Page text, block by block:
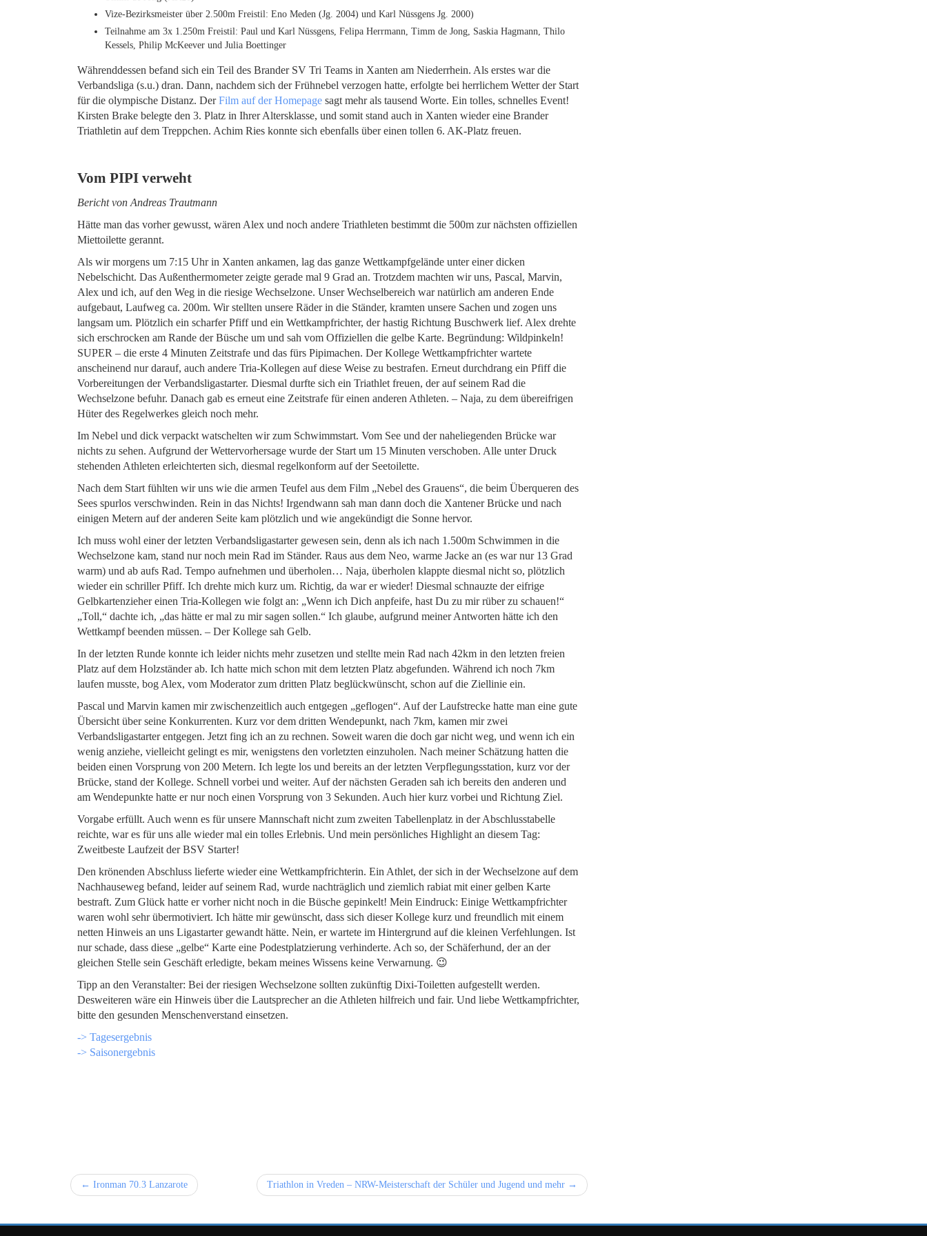
Vize-Bezirksmeister über 2.500m Freistil: Eno Meden (Jg. 2004) und Karl Nüssgens Jg. 2000)
Teilnahme am 3x 1.250m Freistil: Paul und Karl Nüssgens, Felipa Herrmann, Timm de Jong, Saskia Hagmann, Thilo
Kessels, Philip McKeever und Julia Boettinger
Währenddessen befand sich ein Teil des Brander SV Tri Teams in Xanten am Niederrhein. Als erstes war die
Verbandsliga (s.u.) dran. Dann, nachdem sich der Frühnebel verzogen hatte, erfolgte bei herrlichem Wetter der Start
für die olympische Distanz. DerFilm auf der Homepage sagt mehr als tausend Worte. Ein tolles, schnelles Event!
Kirsten Brake belegte den 3. Platz in Ihrer Altersklasse, und somit stand auch in Xanten wieder eine Brander
Triathletin auf dem Treppchen. Achim Ries konnte sich ebenfalls über einen tollen 6. AK-Platz freuen.
Vom PIPI verweht
Bericht von Andreas Trautmann
Hätte man das vorher gewusst, wären Alex und noch andere Triathleten bestimmt die 500m zur nächsten offiziellen
Miettoilette gerannt.
Als wir morgens um 7:15 Uhr in Xanten ankamen, lag das ganze Wettkampfgelände unter einer dicken
Nebelschicht. Das Außenthermometer zeigte gerade mal 9 Grad an. Trotzdem machten wir uns, Pascal, Marvin,
Alex und ich, auf den Weg in die riesige Wechselzone. Unser Wechselbereich war natürlich am anderen Ende
aufgebaut, Laufweg ca. 200m. Wir stellten unsere Räder in die Ständer, kramten unsere Sachen und zogen uns
langsam um. Plötzlich ein scharfer Pfiff und ein Wettkampfrichter, der hastig Richtung Buschwerk lief. Alex drehte
sich erschrocken am Rande der Büsche um und sah vom Offiziellen die gelbe Karte. Begründung: Wildpinkeln!
SUPER – die erste 4 Minuten Zeitstrafe und das fürs Pipimachen. Der Kollege Wettkampfrichter wartete
anscheinend nur darauf, auch andere Tria-Kollegen auf diese Weise zu bestrafen. Erneut durchdrang ein Pfiff die
Vorbereitungen der Verbandsligastarter. Diesmal durfte sich ein Triathlet freuen, der auf seinem Rad die
Wechselzone befuhr. Danach gab es erneut eine Zeitstrafe für einen anderen Athleten. – Naja, zu dem übereifrigen
Hüter des Regelwerkes gleich noch mehr.
Im Nebel und dick verpackt watschelten wir zum Schwimmstart. Vom See und der naheliegenden Brücke war
nichts zu sehen. Aufgrund der Wettervorhersage wurde der Start um 15 Minuten verschoben. Alle unter Druck
stehenden Athleten erleichterten sich, diesmal regelkonform auf der Seetoilette.
Nach dem Start fühlten wir uns wie die armen Teufel aus dem Film „Nebel des Grauens“, die beim Überqueren des
Sees spurlos verschwinden. Rein in das Nichts! Irgendwann sah man dann doch die Xantener Brücke und nach
einigen Metern auf der anderen Seite kam plötzlich und wie angekündigt die Sonne hervor.
Ich muss wohl einer der letzten Verbandsligastarter gewesen sein, denn als ich nach 1.500m Schwimmen in die
Wechselzone kam, stand nur noch mein Rad im Ständer. Raus aus dem Neo, warme Jacke an (es war nur 13 Grad
warm) und ab aufs Rad. Tempo aufnehmen und überholen… Naja, überholen klappte diesmal nicht so, plötzlich
wieder ein schriller Pfiff. Ich drehte mich kurz um. Richtig, da war er wieder! Diesmal schnauzte der eifrige
Gelbkartenzieher einen Tria-Kollegen wie folgt an: „Wenn ich Dich anpfeife, hast Du zu mir rüber zu schauen!“
„Toll,“ dachte ich, „das hätte er mal zu mir sagen sollen.“ Ich glaube, aufgrund meiner Antworten hätte ich den
Wettkampf beenden müssen. – Der Kollege sah Gelb.
In der letzten Runde konnte ich leider nichts mehr zusetzen und stellte mein Rad nach 42km in den letzten freien
Platz auf dem Holzständer ab. Ich hatte mich schon mit dem letzten Platz abgefunden. Während ich noch 7km
laufen musste, bog Alex, vom Moderator zum dritten Platz beglückwünscht, schon auf die Ziellinie ein.
Pascal und Marvin kamen mir zwischenzeitlich auch entgegen „geflogen“. Auf der Laufstrecke hatte man eine gute
Übersicht über seine Konkurrenten. Kurz vor dem dritten Wendepunkt, nach 7km, kamen mir zwei
Verbandsligastarter entgegen. Jetzt fing ich an zu rechnen. Soweit waren die doch gar nicht weg, und wenn ich ein
wenig anziehe, vielleicht gelingt es mir, wenigstens den vorletzten einzuholen. Nach meiner Schätzung hatten die
beiden einen Vorsprung von 200 Metern. Ich legte los und bereits an der letzten Verpflegungsstation, kurz vor der
Brücke, stand der Kollege. Schnell vorbei und weiter. Auf der nächsten Geraden sah ich bereits den anderen und
am Wendepunkte hatte er nur noch einen Vorsprung von 3 Sekunden. Auch hier kurz vorbei und Richtung Ziel.
Vorgabe erfüllt. Auch wenn es für unsere Mannschaft nicht zum zweiten Tabellenplatz in der Abschlusstabelle
reichte, war es für uns alle wieder mal ein tolles Erlebnis. Und mein persönliches Highlight an diesem Tag:
Zweitbeste Laufzeit der BSV Starter!
Den krönenden Abschluss lieferte wieder eine Wettkampfrichterin. Ein Athlet, der sich in der Wechselzone auf dem
Nachhauseweg befand, leider auf seinem Rad, wurde nachträglich und ziemlich rabiat mit einer gelben Karte
bestraft. Zum Glück hatte er vorher nicht noch in die Büsche gepinkelt! Mein Eindruck: Einige Wettkampfrichter
waren wohl sehr übermotiviert. Ich hätte mir gewünscht, dass sich dieser Kollege kurz und freundlich mit einem
netten Hinweis an uns Ligastarter gewandt hätte. Nein, er wartete im Hintergrund auf die kleinen Verfehlungen. Ist
nur schade, dass diese „gelbe“ Karte eine Podestplatzierung verhinderte. Ach so, der Schäferhund, der an der
gleichen Stelle sein Geschäft erledigte, bekam meines Wissens keine Verwarnung. 😉
Tipp an den Veranstalter: Bei der riesigen Wechselzone sollten zukünftig Dixi-Toiletten aufgestellt werden.
Desweiteren wäre ein Hinweis über die Lautsprecher an die Athleten hilfreich und fair. Und liebe Wettkampfrichter,
bitte den gesunden Menschenverstand einsetzen.
-> Tagesergebnis
-> Saisonergebnis
← Ironman 70.3 Lanzarote Triathlon in Vreden – NRW-Meisterschaft der Schüler und Jugend und mehr →